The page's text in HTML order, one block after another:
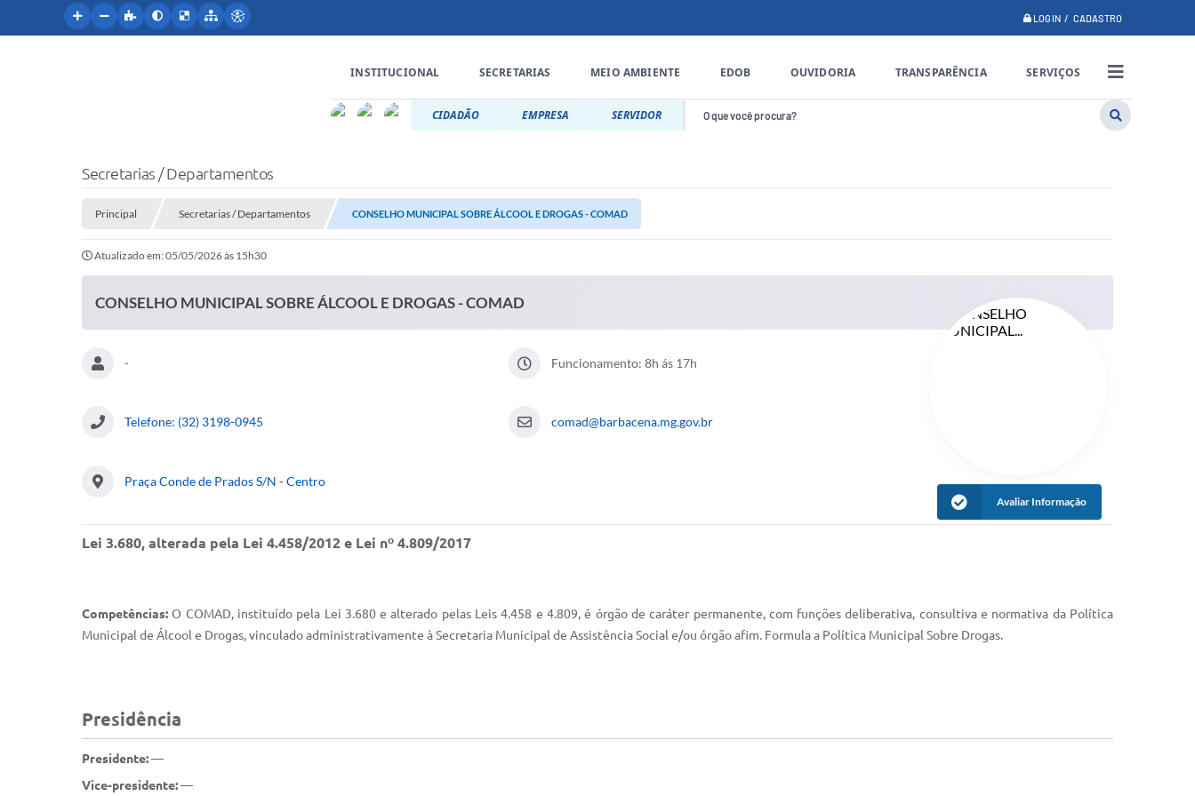
LOGIN / CADASTRO
INSTITUCIONAL SECRETARIAS MEIO AMBIENTE EDOB OUVIDORIA TRANSPARÊNCIA SERVIÇOS
CIDADÃO EMPRESA SERVIDOR
Secretarias / Departamentos
Principal Secretarias / Departamentos CONSELHO MUNICIPAL SOBRE ÁLCOOL E DROGAS - COMAD
Atualizado em: 05/05/2026 às 15h30
CONSELHO MUNICIPAL SOBRE ÁLCOOL E DROGAS - COMAD
- Funcionamento: 8h ás 17h
Telefone: (32) 3198-0945 comad@barbacena.mg.gov.br
Praça Conde de Prados S/N - Centro
Avaliar Informação
Lei 3.680, alterada pela Lei 4.458/2012 e Lei nº 4.809/2017
Competências: O COMAD, instituído pela Lei 3.680 e alterado pelas Leis 4.458 e 4.809, é órgão de caráter permanente, com funções deliberativa, consultiva e normativa da Política
Municipal de Álcool e Drogas, vinculado administrativamente à Secretaria Municipal de Assistência Social e/ou órgão afim. Formula a Política Municipal Sobre Drogas.
Presidência
Presidente:—
Vice-presidente:—